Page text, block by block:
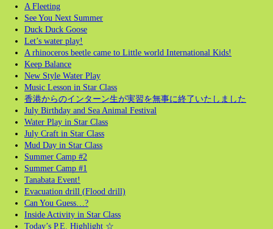
A Fleeting
See You Next Summer
Duck Duck Goose
Let’s water play!
A rhinoceros beetle came to Little world International Kids!
Keep Balance
New Style Water Play
Music Lesson in Star Class
香港からのインターン生が実習を無事に終了いたしました
July Birthday and Sea Animal Festival
Water Play in Star Class
July Craft in Star Class
Mud Day in Star Class
Summer Camp #2
Summer Camp #1
Tanabata Event!
Evacuation drill (Flood drill)
Can You Guess…?
Inside Activity in Star Class
Today’s P.E. Highlight ☆